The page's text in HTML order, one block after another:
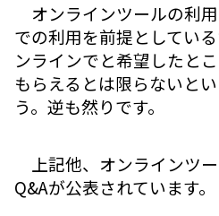
オンラインツールの利
での利用を前提としてい
ンラインでと希望したと
もらえるとは限らないと
う。逆も然りです。
上記他、オンラインツ
Q&Aが公表されています。